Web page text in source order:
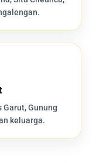
Gunung
keluarga.